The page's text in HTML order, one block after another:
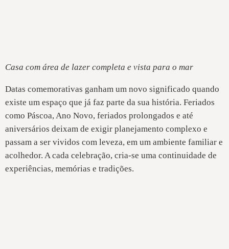
Casa com área de lazer completa e vista para o mar
Datas comemorativas ganham um novo significado quando
existe um espaço que já faz parte da sua história. Feriados
como Páscoa, Ano Novo, feriados prolongados e até
aniversários deixam de exigir planejamento complexo e
passam a ser vividos com leveza, em um ambiente familiar e
acolhedor. A cada celebração, cria-se uma continuidade de
experiências, memórias e tradições.